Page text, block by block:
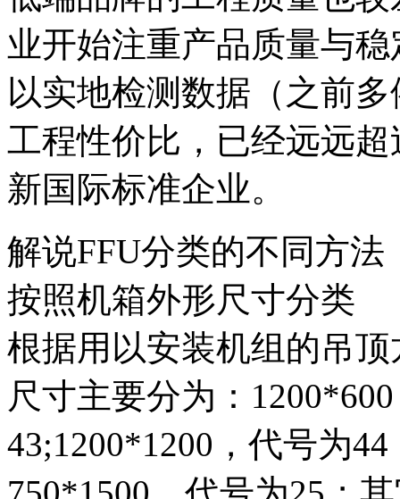
业开始注重产品质量与
以实地检测数据（之前
工程性价比，已经远远
新国际标准企业。
解说FFU分类的不同方法
按照机箱外形尺寸分类
根据用以安装机组的吊
尺寸主要分为：
43;1200*1200，代号为